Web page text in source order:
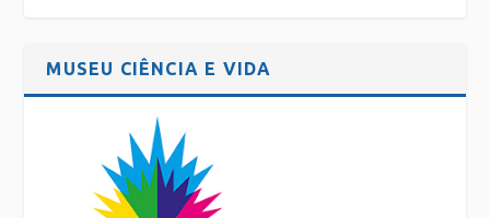
MUSEU CIÊNCIA E VIDA